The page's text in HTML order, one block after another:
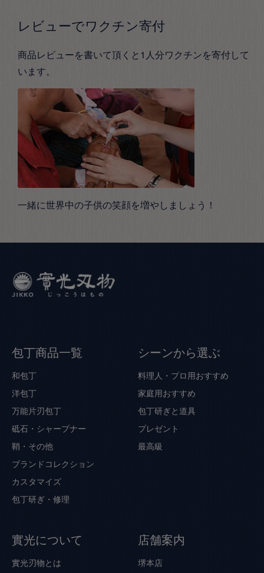
レビューでワクチン寄付
商品レビューを書いて頂くと1人分ワクチンを寄付して
います。
一緒に世界中の子供の笑顔を増やしましょう！
包丁商品一覧
和包丁
洋包丁
万能片刃包丁
砥石・シャープナー
鞘・その他
ブランドコレクション
カスタマイズ
包丁研ぎ・修理
シーンから選ぶ
料理人・プロ用おすすめ
家庭用おすすめ
包丁研ぎと道具
プレゼント
最高級
實光について
實光刃物とは
店舗案内
堺本店